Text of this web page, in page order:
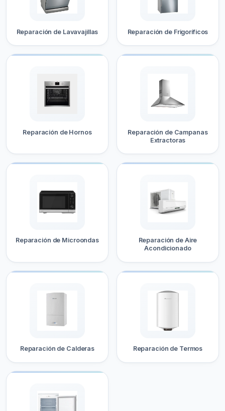
Reparación de Lavavajillas Reparación de Frigoríficos
Reparación de Hornos
Reparación de Campanas
Extractoras
Reparación de Microondas
Reparación de Aire
Acondicionado
Reparación de Calderas Reparación de Termos